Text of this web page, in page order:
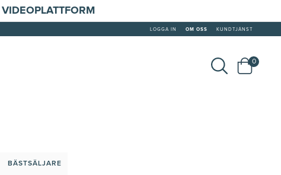
LOGGA IN OM OSS KUNDTJÄNST
0
BÄSTSÄLJARE